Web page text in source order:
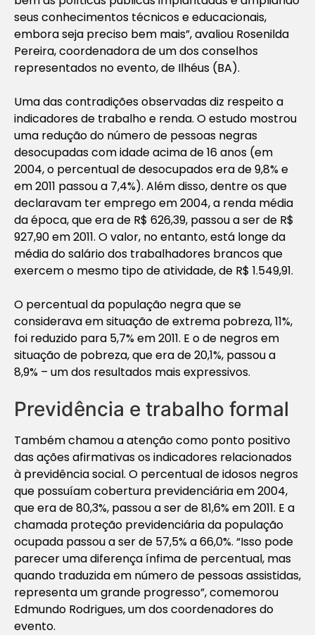
seus conhecimentos técnicos e educacionais,
embora seja preciso bem mais”, avaliou Rosenilda
Pereira, coordenadora de um dos conselhos
representados no evento, de Ilhéus (BA).
Uma das contradições observadas diz respeito a
indicadores de trabalho e renda. O estudo mostrou
uma redução do número de pessoas negras
desocupadas com idade acima de 16 anos (em
2004, o percentual de desocupados era de 9,8% e
em 2011 passou a 7,4%). Além disso, dentre os que
declaravam ter emprego em 2004, a renda média
da época, que era de R$ 626,39, passou a ser de R$
927,90 em 2011. O valor, no entanto, está longe da
média do salário dos trabalhadores brancos que
exercem o mesmo tipo de atividade, de R$ 1.549,91.
O percentual da população negra que se
considerava em situação de extrema pobreza, 11%,
foi reduzido para 5,7% em 2011. E o de negros em
situação de pobreza, que era de 20,1%, passou a
8,9% – um dos resultados mais expressivos.
Previdência e trabalho formal
Também chamou a atenção como ponto positivo
das ações afirmativas os indicadores relacionados
à previdência social. O percentual de idosos negros
que possuíam cobertura previdenciária em 2004,
que era de 80,3%, passou a ser de 81,6% em 2011. E a
chamada proteção previdenciária da população
ocupada passou a ser de 57,5% a 66,0%. “Isso pode
parecer uma diferença ínfima de percentual, mas
quando traduzida em número de pessoas assistidas,
representa um grande progresso”, comemorou
Edmundo Rodrigues, um dos coordenadores do
evento.